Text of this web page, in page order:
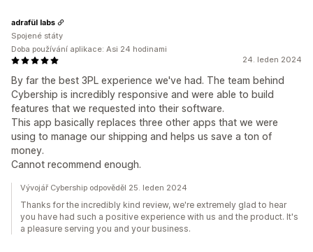
24. leden 2024
By far the best 3PL experience we've had. The team behind
Cybership is incredibly responsive and were able to build
features that we requested into their software.
This app basically replaces three other apps that we were
using to manage our shipping and helps us save a ton of
money.
Cannot recommend enough.
adrafül labs
Spojené státy
Doba používání aplikace: Asi 24 hodinami
Vývojář Cybership odpověděl 25. leden 2024
Thanks for the incredibly kind review, we're extremely glad to hear
you have had such a positive experience with us and the product. It's
a pleasure serving you and your business.